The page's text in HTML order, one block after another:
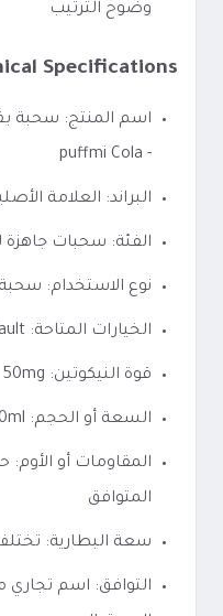
وضوح الترتيب
Specifications
- puffmi Cola
البراند: العلامة
الفئة: سحبات جاهزة
نوع الاستخدام:
الخيارات المتاحة: Title: Default
قوة النيكوتين: 50mg
السعة أو الحجم: 850ml، 5.0ml
المقاومات أو
المتوافق
سعة البطارية:
التوافق: اسم